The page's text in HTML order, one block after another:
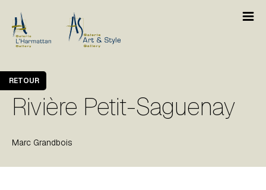
Rivière Petit-Saguenay
Marc Grandbois
RETOUR